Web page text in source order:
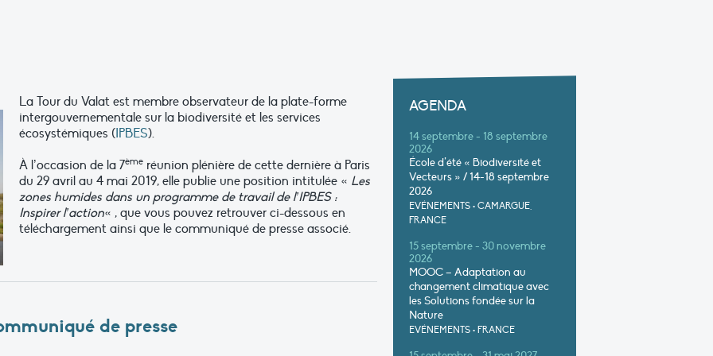
La Tour du Valat est membre observateur de la plate-forme
intergouvernementale sur la biodiversité et les services
écosystémiques (IPBES).
À l’occasion de la 7ème réunion plénière de cette dernière à Paris
du 29 avril au 4 mai 2019, elle publie une position intitulée « Les
zones humides dans un programme de travail de l’IPBES :
Inspirer l’action« , que vous pouvez retrouver ci-dessous en
téléchargement ainsi que le communiqué de presse associé.
de presse
AGENDA
14 septembre - 18 septembre
2026
École d’été « Biodiversité et
Vecteurs » / 14-18 septembre
2026
EVÉNEMENTS • CAMARGUE,
FRANCE
15 septembre - 30 novembre
2026
MOOC – Adaptation au
changement climatique avec
les Solutions fondée sur la
Nature
EVÉNEMENTS • FRANCE